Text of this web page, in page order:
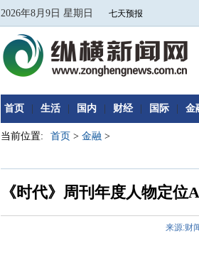
2026年8月9日 星期日
首页 生活 国内 财经 国际 金
当前位置: 首页 > 金融 >
《时代》周刊年度人物定
来源:财